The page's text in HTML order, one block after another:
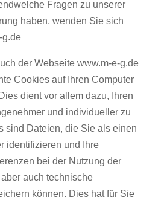
Fragen zu unserer
haben, wenden Sie sich
g.de
der Webseite www.m-e-g.de
Cookies auf Ihren Computer
dient vor allem dazu, Ihren
und individueller zu
sind Dateien, die Sie als einen
identifizieren und Ihre
bei der Nutzung der
auch technische
können. Dies hat für Sie